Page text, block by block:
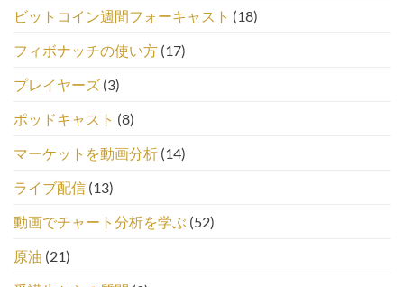
ビットコイン週間フォーキャスト (18)
フィボナッチの使い方 (17)
プレイヤーズ (3)
ポッドキャスト (8)
マーケットを動画分析 (14)
ライブ配信 (13)
動画でチャート分析を学ぶ (52)
原油 (21)